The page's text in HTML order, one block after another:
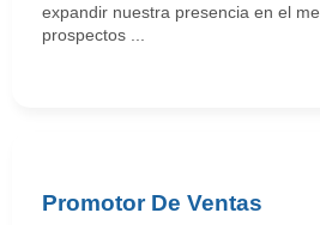
expandir nuestra presencia en el
prospectos ...
Promotor De Ventas